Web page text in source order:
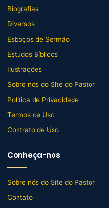
Biografias
Diversos
Esboços de Sermão
Estudos Bíblicos
Ilustrações
Sobre nós do Site do Pastor
Política de Privacidade
Termos de Uso
Contrato de Uso
Conheça-nos
Sobre nós do Site do Pastor
Contato